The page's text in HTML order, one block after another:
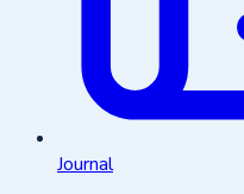
Journal